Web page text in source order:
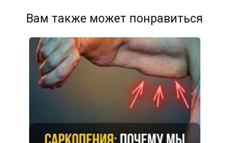
Вам также может понравиться